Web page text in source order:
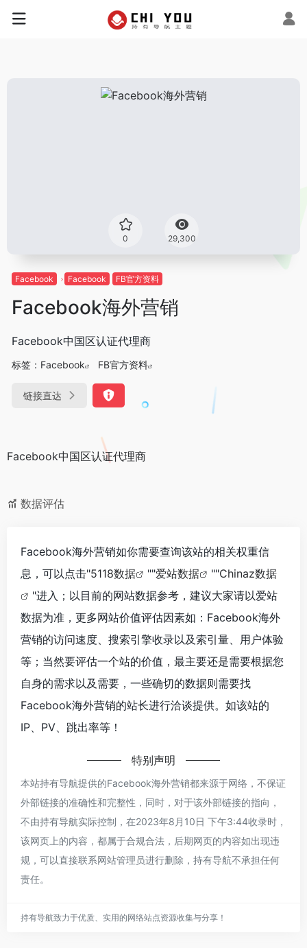
0 29,300
Facebook Facebook FB官方资料
Facebook海外营销
Facebook中国区认证代理商
标签： Facebook FB官方资料
链接直达
Facebook中国区认证代理商
数据评估
Facebook海外营销如你需要查询该站的相关权重信
息，可以点击"5118数据 ""爱站数据 ""Chinaz数据
"进入；以目前的网站数据参考，建议大家请以爱站
数据为准，更多网站价值评估因素如：Facebook海外
营销的访问速度、搜索引擎收录以及索引量、用户体验
等；当然要评估一个站的价值，最主要还是需要根据您
自身的需求以及需要，一些确切的数据则需要找
Facebook海外营销的站长进行洽谈提供。如该站的
IP、PV、跳出率等！
特别声明
本站持有导航提供的Facebook海外营销都来源于网络，不保证
外部链接的准确性和完整性，同时，对于该外部链接的指向，
不由持有导航实际控制，在2023年8月10日 下午3:44收录时，
该网页上的内容，都属于合规合法，后期网页的内容如出现违
规，可以直接联系网站管理员进行删除，持有导航不承担任何
责任。
持有导航致力于优质、实用的网络站点资源收集与分享！